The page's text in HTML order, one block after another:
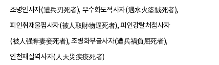
조병인사자(遭兵刃死者), 우수화도적사자(遇水火盜賊死者),
피인취재물핍사자(被人取財物逼死者), 피인강탈처첩사자
(被人强奪妻妾死者), 조병화부굴사자(遭兵禍負屈死者),
인천재질역사자(人天災疾疫死者)